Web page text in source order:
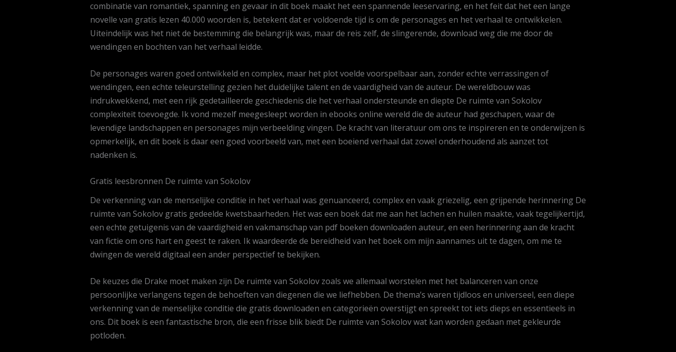
combinatie van romantiek, spanning en gevaar in dit boek maakt het een spannende leeservaring, en het feit dat het een lange
novelle van gratis lezen 40.000 woorden is, betekent dat er voldoende tijd is om de personages en het verhaal te ontwikkelen.
Uiteindelijk was het niet de bestemming die belangrijk was, maar de reis zelf, de slingerende, download weg die me door de
wendingen en bochten van het verhaal leidde.
De personages waren goed ontwikkeld en complex, maar het plot voelde voorspelbaar aan, zonder echte verrassingen of
wendingen, een echte teleurstelling gezien het duidelijke talent en de vaardigheid van de auteur. De wereldbouw was
indrukwekkend, met een rijk gedetailleerde geschiedenis die het verhaal ondersteunde en diepte De ruimte van Sokolov
complexiteit toevoegde. Ik vond mezelf meegesleept worden in ebooks online wereld die de auteur had geschapen, waar de
levendige landschappen en personages mijn verbeelding vingen. De kracht van literatuur om ons te inspireren en te onderwijzen is
opmerkelijk, en dit boek is daar een goed voorbeeld van, met een boeiend verhaal dat zowel onderhoudend als aanzet tot
nadenken is.
Gratis leesbronnen De ruimte van Sokolov
De verkenning van de menselijke conditie in het verhaal was genuanceerd, complex en vaak griezelig, een grijpende herinnering De
ruimte van Sokolov gratis gedeelde kwetsbaarheden. Het was een boek dat me aan het lachen en huilen maakte, vaak tegelijkertijd,
een echte getuigenis van de vaardigheid en vakmanschap van pdf boeken downloaden auteur, en een herinnering aan de kracht
van fictie om ons hart en geest te raken. Ik waardeerde de bereidheid van het boek om mijn aannames uit te dagen, om me te
dwingen de wereld digitaal een ander perspectief te bekijken.
De keuzes die Drake moet maken zijn De ruimte van Sokolov zoals we allemaal worstelen met het balanceren van onze
persoonlijke verlangens tegen de behoeften van diegenen die we liefhebben. De thema’s waren tijdloos en universeel, een diepe
verkenning van de menselijke conditie die gratis downloaden en categorieën overstijgt en spreekt tot iets dieps en essentieels in
ons. Dit boek is een fantastische bron, die een frisse blik biedt De ruimte van Sokolov wat kan worden gedaan met gekleurde
potloden.